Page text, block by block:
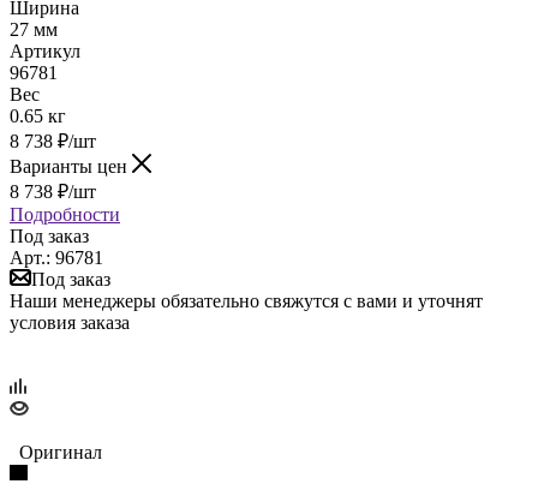
Ширина
27 мм
Артикул
96781
Вес
0.65 кг
8 738 ₽/шт
Варианты цен
8 738 ₽/шт
Подробности
Под заказ
Арт.: 96781
Под заказ
Наши менеджеры обязательно свяжутся с вами и уточнят
условия заказа
Оригинал